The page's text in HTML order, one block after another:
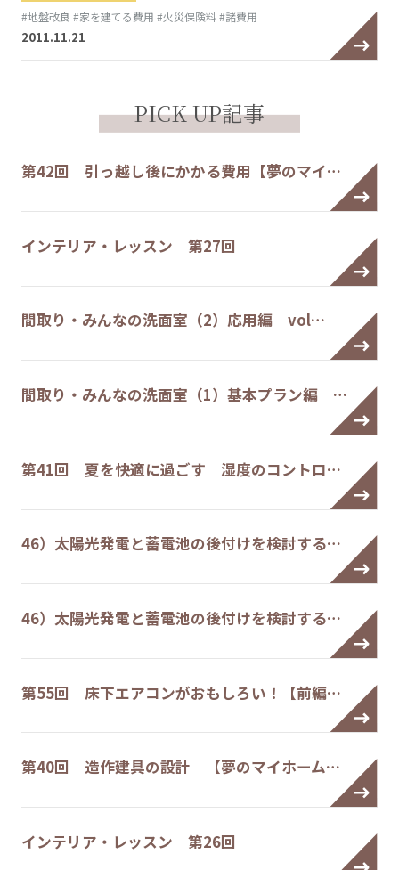
#地盤改良 #家を建てる費用 #火災保険料 #諸費用
2011.11.21
PICK UP記事
第42回 引っ越し後にかかる費用【夢のマイ…
インテリア・レッスン 第27回
間取り・みんなの洗面室（2）応用編 vol…
間取り・みんなの洗面室（1）基本プラン編 …
第41回 夏を快適に過ごす 湿度のコントロ…
46）太陽光発電と蓄電池の後付けを検討する…
46）太陽光発電と蓄電池の後付けを検討する…
第55回 床下エアコンがおもしろい！【前編…
第40回 造作建具の設計 【夢のマイホーム…
インテリア・レッスン 第26回